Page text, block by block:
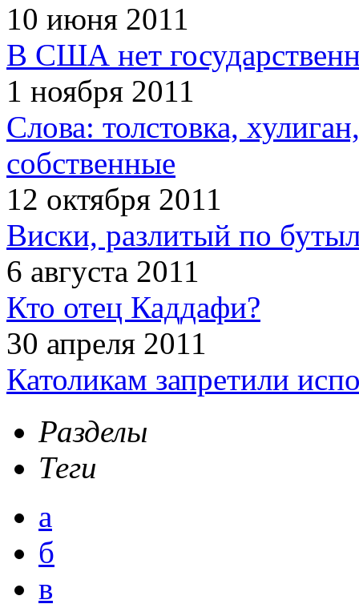
10 июня 2011
В США нет
1 ноября 2011
Слова: толстовка,
собственные
12 октября 2011
Виски, разлитый по
6 августа 2011
Кто отец Каддафи?
30 апреля 2011
Католикам запретили
Разделы
Теги
а
б
в